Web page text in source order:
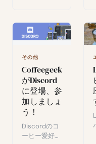
るか、賢い消
費者の選び
方。
その他
Coffeegeek
がDiscord
に登場、参
加しましょ
う！
Discordのコ
ーヒー愛好家